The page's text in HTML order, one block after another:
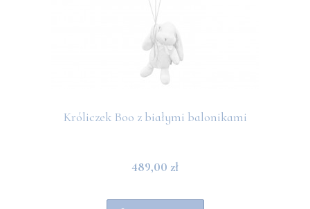
Króliczek Boo z białymi balonikami
489,00 zł